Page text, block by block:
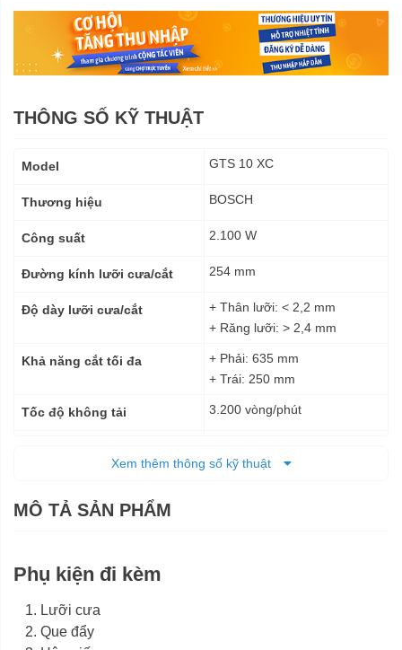
THÔNG SỐ KỸ THUẬT
kỹ
Model GTS 10 XC
Thương hiệu BOSCH
Công suất 2.100 W
Đường kính lưỡi cưa/cắt 254 mm
Độ dày lưỡi cưa/cắt
+ Thân lưỡi: < 2,2 mm
+ Răng lưỡi: > 2,4 mm
Khả năng cắt tối đa
+ Phải: 635 mm
+ Trái: 250 mm
Tốc độ không tải 3.200 vòng/phút
Trọng lượng tịnh
Xem thêm thông số kỹ thuật
MÔ TẢ SẢN PHẨM
Phụ kiện đi kèm
Lưỡi cưa
Que đẩy